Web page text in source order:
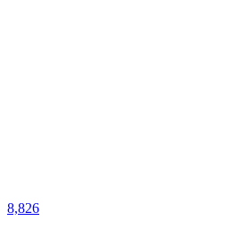
8,826